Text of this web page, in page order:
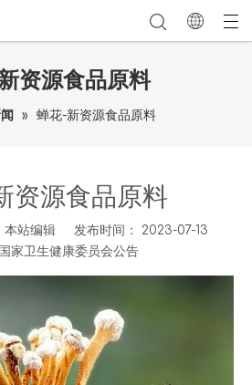
资源食品原料
» 蝉花-新资源食品原料
资源食品原料
站编辑 发布时间： 2023-07-13
国家卫生健康委员会公告